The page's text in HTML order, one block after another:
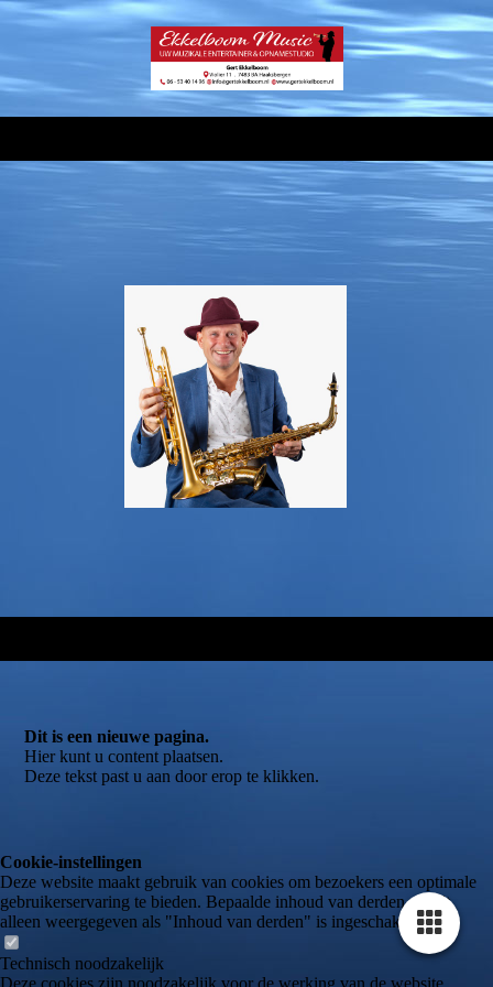
Dit is een nieuwe pagina.
Hier kunt u content plaatsen.
Deze tekst past u aan door erop te klikken.
Cookie-instellingen
Deze website maakt gebruik van cookies om bezoekers een optimale
gebruikerservaring te bieden. Bepaalde inhoud van derden wordt
alleen weergegeven als "Inhoud van derden" is ingeschakeld.
Technisch noodzakelijk
Deze cookies zijn noodzakelijk voor de werking van de website,